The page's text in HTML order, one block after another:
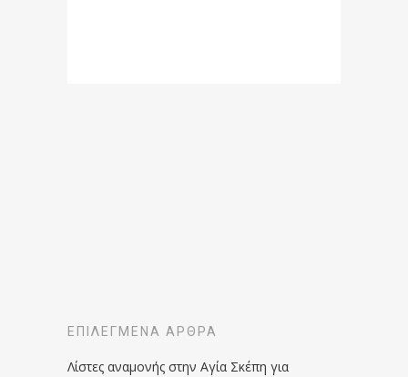
ΕΠΙΛΕΓΜΈΝΑ ΆΡΘΡΑ
Λίστες αναμονής στην Αγία Σκέπη για